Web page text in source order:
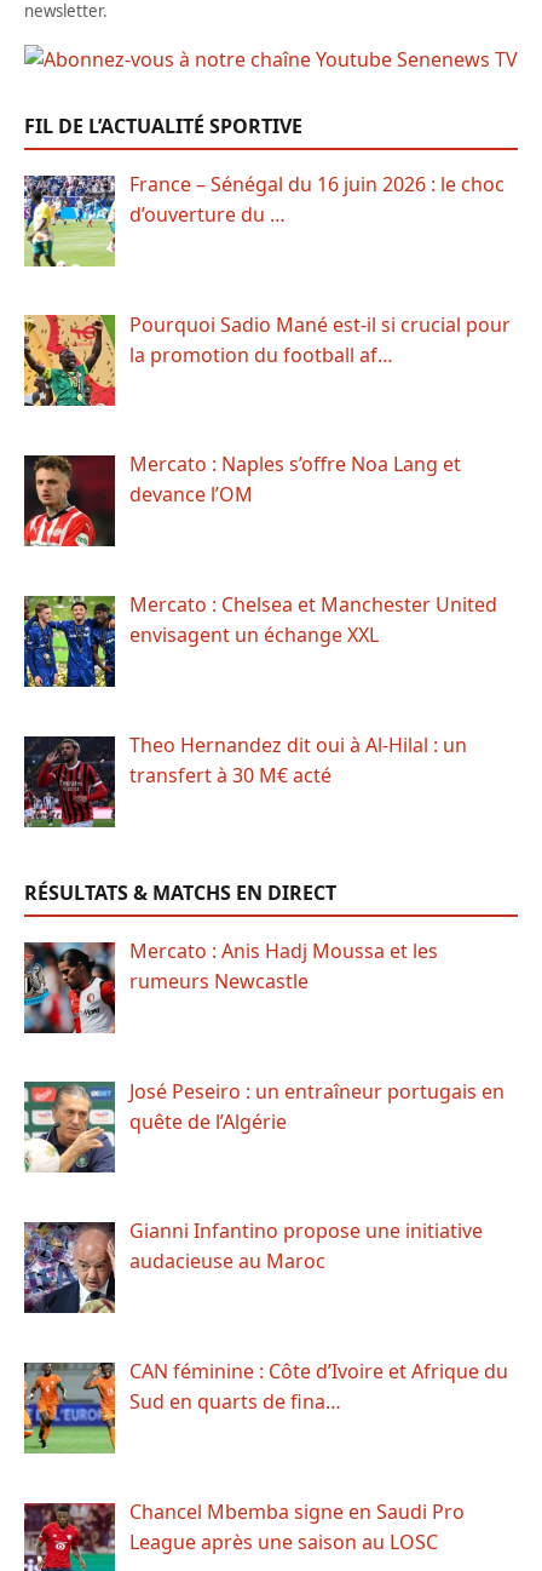
newsletter.
FIL DE L’ACTUALITÉ SPORTIVE
France – Sénégal du 16 juin 2026 : le choc
d’ouverture du …
Pourquoi Sadio Mané est-il si crucial pour
la promotion du football af…
Mercato : Naples s’offre Noa Lang et
devance l’OM
Mercato : Chelsea et Manchester United
envisagent un échange XXL
Theo Hernandez dit oui à Al-Hilal : un
transfert à 30 M€ acté
RÉSULTATS & MATCHS EN DIRECT
Mercato : Anis Hadj Moussa et les
rumeurs Newcastle
José Peseiro : un entraîneur portugais en
quête de l’Algérie
Gianni Infantino propose une initiative
audacieuse au Maroc
CAN féminine : Côte d’Ivoire et Afrique du
Sud en quarts de fina…
Chancel Mbemba signe en Saudi Pro
League après une saison au LOSC